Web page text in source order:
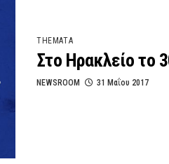
THEMATA
Στο Ηρακλείο το
NEWSROOM 31 Μαΐου 2017